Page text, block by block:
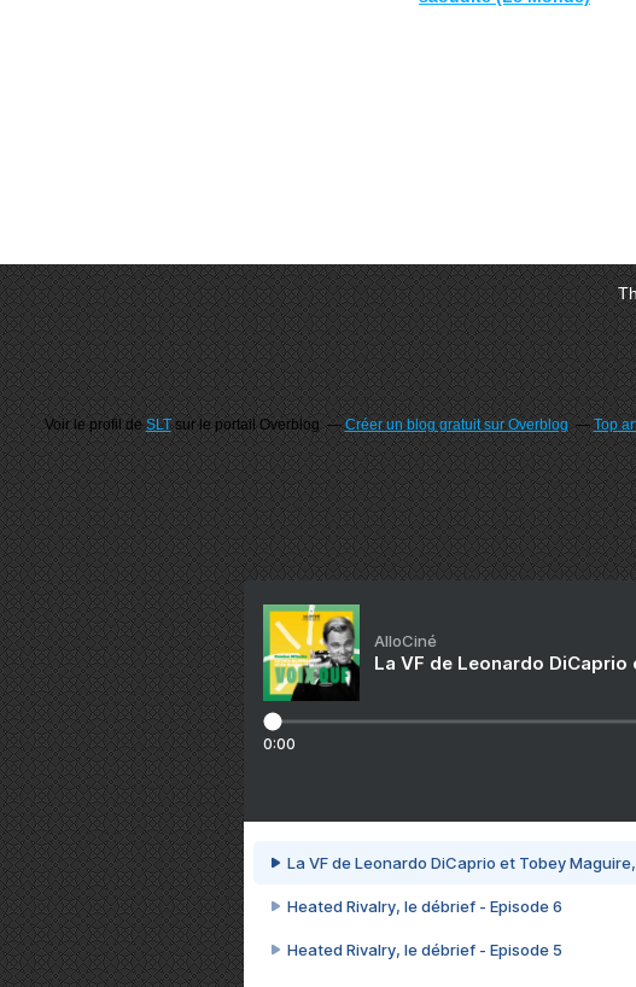
Voir le profil deSLTsur le portail Overblog Créer un blog gratuit sur Overblog Top
AlloCiné
La VF de Leonardo
0:00
La VF de Leonardo DiCaprio et Tobey
Heated Rivalry, le débrief - Episode 6
Heated Rivalry, le débrief - Episode 5